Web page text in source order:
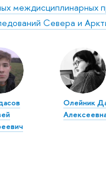
междисциплинарных
Севера и
Олейник